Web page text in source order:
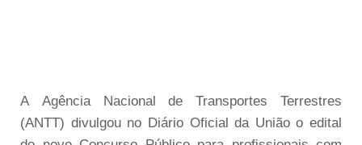
A Agência Nacional de Transportes Terrestres
(ANTT) divulgou no Diário Oficial da União o edital